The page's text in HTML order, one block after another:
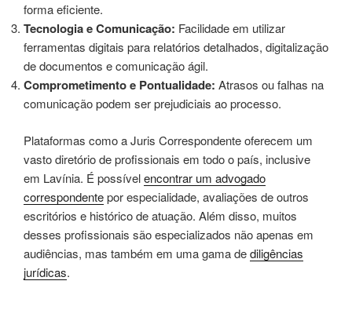
forma eficiente.
Tecnologia e Comunicação: Facilidade em utilizar
ferramentas digitais para relatórios detalhados, digitalização
de documentos e comunicação ágil.
Comprometimento e Pontualidade: Atrasos ou falhas na
comunicação podem ser prejudiciais ao processo.
Plataformas como a Juris Correspondente oferecem um
vasto diretório de profissionais em todo o país, inclusive
em Lavínia. É possívelencontrar um advogado
correspondentepor especialidade, avaliações de outros
escritórios e histórico de atuação. Além disso, muitos
desses profissionais são especializados não apenas em
audiências, mas também em uma gama dediligências
jurídicas.